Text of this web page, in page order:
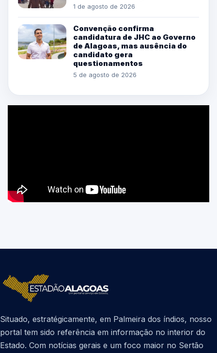
1 de agosto de 2026
Convenção confirma
candidatura de JHC ao Governo
de Alagoas, mas ausência do
candidato gera
questionamentos
5 de agosto de 2026
Situado, estratégicamente, em Palmeira dos índios, nosso
portal tem sido referência em informação no interior do
Estado. Com notícias gerais e um foco maior no Sertão